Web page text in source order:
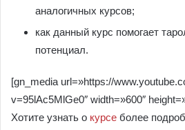
аналогичных курсов;
как данный курс помогает
потенциал.
[gn_media url=»https://
v=95lAc5MlGe0″ width=»600″
Хотите узнать о курсе более